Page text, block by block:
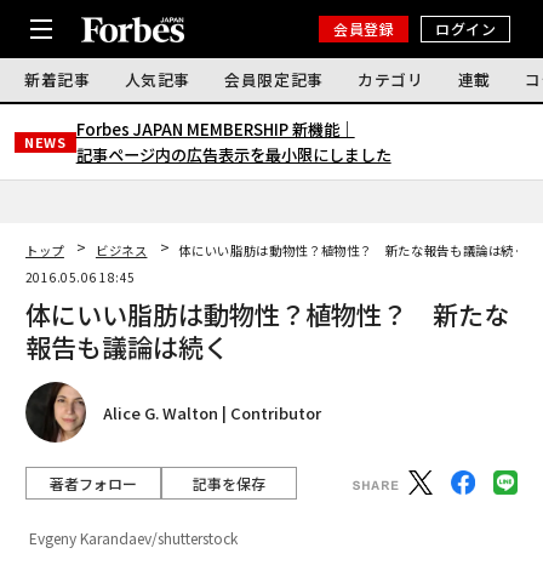
会員登録 ログイン
新着記事 人気記事 会員限定記事 カテゴリ 連載
NEWS
Forbes JAPAN MEMBERSHIP 新機能｜
記事ページ内の広告表示を最小限にしました
トップ ビジネス
体にいい脂肪は動物性？植物性？ 新たな報告も議論は続く
2016.05.06 18:45
体にいい脂肪は動物性？植物性？ 新たな
報告も議論は続く
Alice G. Walton | Contributor
著者フォロー 記事を保存
Evgeny Karandaev/shutterstock